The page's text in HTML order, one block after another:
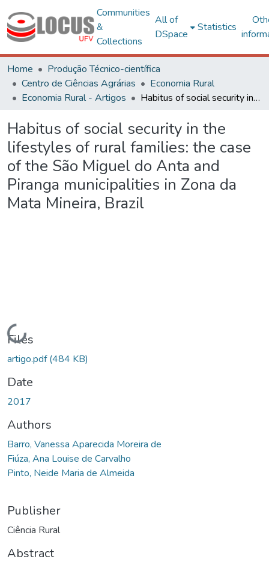
Communities
&
Collections
All of
DSpace
Statistics
Home
Produção Técnico-científica
Centro de Ciências Agrárias
Economia Rural
Economia Rural - Artigos
Habitus of social security in the lifestyles of rural families: the case of the São Miguel do Anta and Piranga municipalities in Zona da Mata Mineira, Brazil
Habitus of social security in the
lifestyles of rural families: the case
of the São Miguel do Anta and
Piranga municipalities in Zona da
Mata Mineira, Brazil
Loading...
Files
artigo.pdf(484 KB)
Date
2017
Authors
Barro, Vanessa Aparecida Moreira de
Fiúza, Ana Louise de Carvalho
Pinto, Neide Maria de Almeida
Publisher
Ciência Rural
Abstract